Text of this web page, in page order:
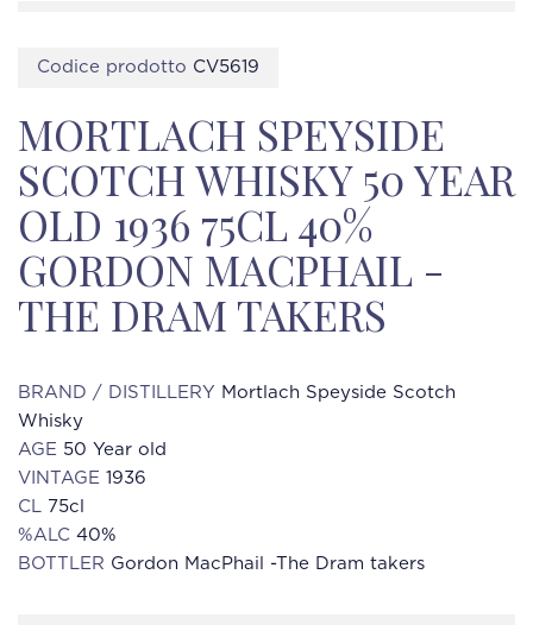
Codice prodotto CV5619
MORTLACH SPEYSIDE
SCOTCH WHISKY 50 YEAR
OLD 1936 75CL 40%
GORDON MACPHAIL -
THE DRAM TAKERS
BRAND / DISTILLERY Mortlach Speyside Scotch
Whisky
AGE 50 Year old
VINTAGE 1936
CL 75cl
%ALC 40%
BOTTLER Gordon MacPhail -The Dram takers